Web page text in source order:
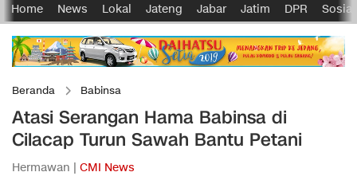
Home News Lokal Jateng Jabar Jatim DPR Sosial
Beranda Babinsa
Atasi Serangan Hama Babinsa di
Cilacap Turun Sawah Bantu Petani
Hermawan | CMI News